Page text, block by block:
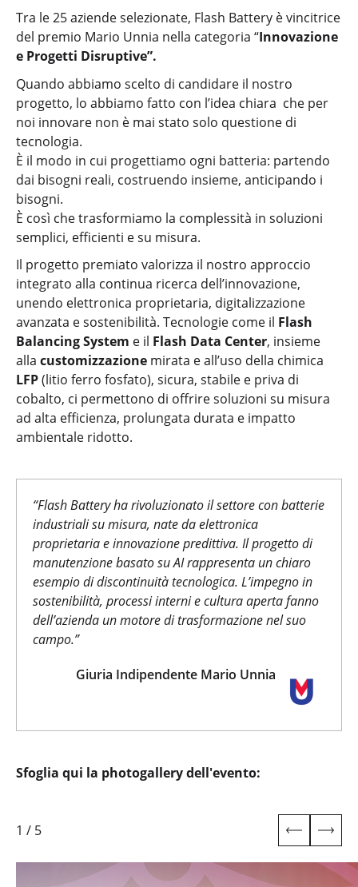
Tra le 25 aziende selezionate, Flash Battery è vincitrice
del premio Mario Unnia nella categoria “Innovazione
e Progetti Disruptive”.
Quando abbiamo scelto di candidare il nostro
progetto, lo abbiamo fatto con l’idea chiara che per
noi innovare non è mai stato solo questione di
tecnologia.
È il modo in cui progettiamo ogni batteria: partendo
dai bisogni reali, costruendo insieme, anticipando i
bisogni.
È così che trasformiamo la complessità in soluzioni
semplici, efficienti e su misura.
Il progetto premiato valorizza il nostro approccio
integrato alla continua ricerca dell’innovazione,
unendo elettronica proprietaria, digitalizzazione
avanzata e sostenibilità. Tecnologie come il Flash
Balancing System e il Flash Data Center, insieme
alla customizzazione mirata e all’uso della chimica
LFP(litio ferro fosfato), sicura, stabile e priva di
cobalto, ci permettono di offrire soluzioni su misura
ad alta efficienza, prolungata durata e impatto
ambientale ridotto.
“Flash Battery ha rivoluzionato il settore con batterie
industriali su misura, nate da elettronica
proprietaria e innovazione predittiva. Il progetto di
manutenzione basato su AI rappresenta un chiaro
esempio di discontinuità tecnologica. L’impegno in
sostenibilità, processi interni e cultura aperta fanno
dell’azienda un motore di trasformazione nel suo
campo.”
Giuria Indipendente Mario Unnia
Sfoglia qui la photogallery dell'evento:
1 / 5